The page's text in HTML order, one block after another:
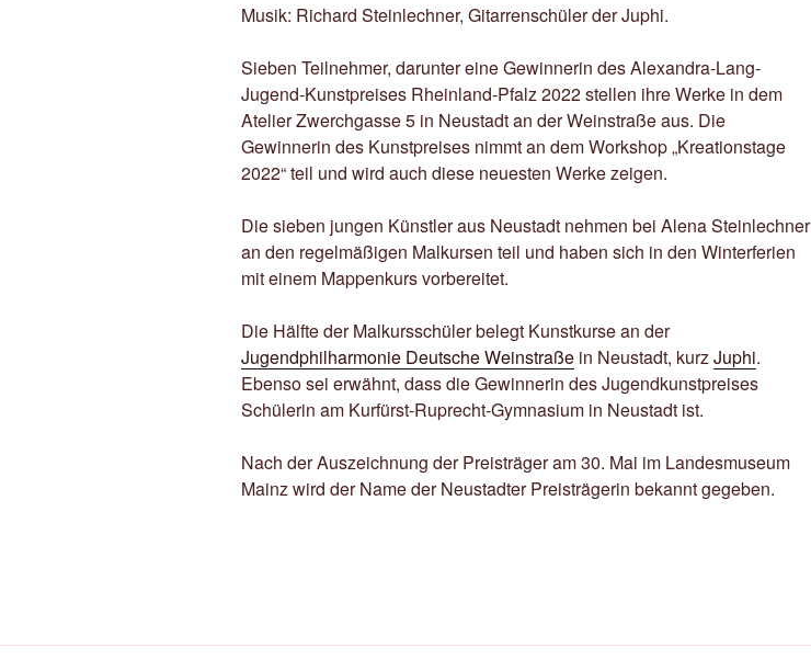
Musik: Richard Steinlechner, Gitarrenschüler der Juphi.
Sieben Teilnehmer, darunter eine Gewinnerin des Alexandra-Lang-
Jugend-Kunstpreises Rheinland-Pfalz 2022 stellen ihre Werke in dem
Atelier Zwerchgasse 5 in Neustadt an der Weinstraße aus. Die
Gewinnerin des Kunstpreises nimmt an dem Workshop „Kreationstage
2022“ teil und wird auch diese neuesten Werke zeigen.
Die sieben jungen Künstler aus Neustadt nehmen bei Alena Steinlechner
an den regelmäßigen Malkursen teil und haben sich in den Winterferien
mit einem Mappenkurs vorbereitet.
Die Hälfte der Malkursschüler belegt Kunstkurse an der
Jugendphilharmonie Deutsche Weinstraße in Neustadt, kurzJuphi.
Ebenso sei erwähnt, dass die Gewinnerin des Jugendkunstpreises
Schülerin am Kurfürst-Ruprecht-Gymnasium in Neustadt ist.
Nach der Auszeichnung der Preisträger am 30. Mai im Landesmuseum
Mainz wird der Name der Neustadter Preisträgerin bekannt gegeben.